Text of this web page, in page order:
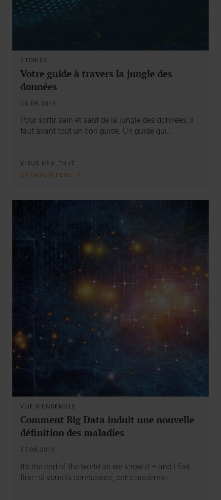
STORIES
Votre guide à travers la jungle des
données
05.09.2019
Pour sortir sain et sauf de la jungle des données, il
faut avant tout un bon guide. Un guide qui…
VISUS HEALTH IT
EN SAVOIR PLUS
VUE D'ENSEMBLE
Comment Big Data induit une nouvelle
définition des maladies
27.08.2019
It’s the end of the world as we know it – and I feel
fine : si vous la connaissez, cette ancienne…